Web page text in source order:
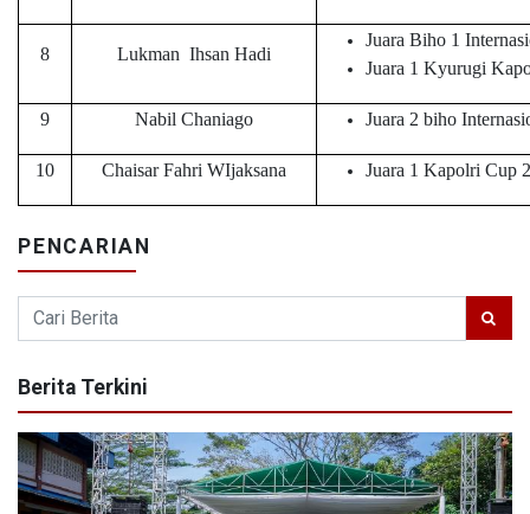
8 Lukman Ihsan Hadi
Juara Biho 1
Juara 1 Kyurugi
9 Nabil Chaniago Juara 2 biho
10 Chaisar Fahri WIjaksana Juara 1 Kapolri Cup
PENCARIAN
Berita Terkini